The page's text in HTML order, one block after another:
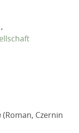
,
(Roman, Czernin